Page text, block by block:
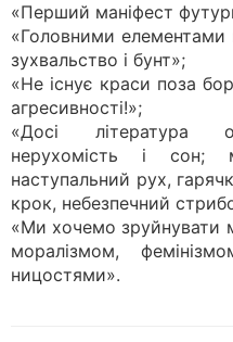
«Перший маніфест
«Головними елементами
зухвальство і бунт»;
«Не існує краси поза
агресивності!»;
«Досі література
нерухомість і
наступальний рух,
крок, небезпечний
«Ми хочемо зруйнувати
моралізмом,
ницостями».